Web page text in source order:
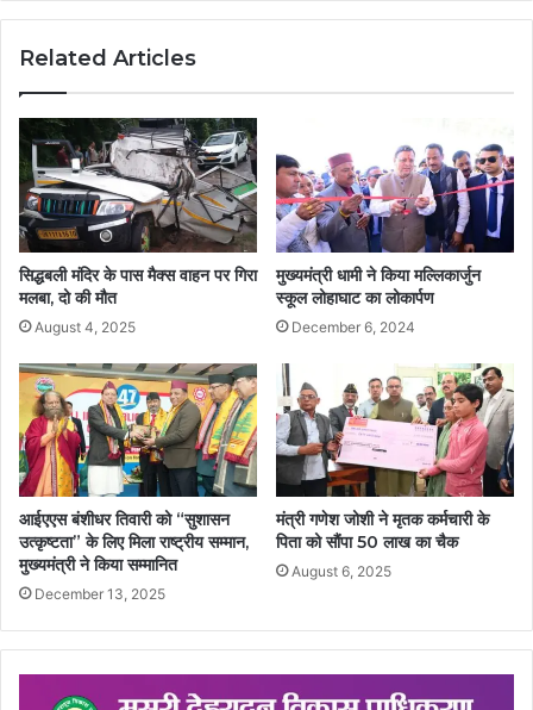
Related Articles
सिद्धबली मंदिर के पास मैक्स वाहन पर गिरा
मलबा, दो की मौत
August 4, 2025
मुख्यमंत्री धामी ने किया मल्लिकार्जुन
स्कूल लोहाघाट का लोकार्पण
December 6, 2024
आईएएस बंशीधर तिवारी को “सुशासन
उत्कृष्टता” के लिए मिला राष्ट्रीय सम्मान,
मुख्यमंत्री ने किया सम्मानित
December 13, 2025
मंत्री गणेश जोशी ने मृतक कर्मचारी के
पिता को सौंपा 50 लाख का चैक
August 6, 2025